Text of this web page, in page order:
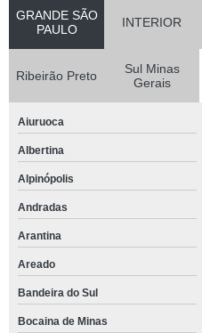
GRANDE SÃO
PAULO
INTERIOR
Ribeirão Preto
Sul Minas
Gerais
Aiuruoca
Albertina
Alpinópolis
Andradas
Arantina
Areado
Bandeira do Sul
Bocaina de Minas